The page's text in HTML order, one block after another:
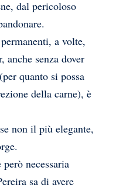
dal pericoloso
a volte,
anche senza dover
quanto si possa
della carne), è
non il più elegante,
necessaria
sa di avere